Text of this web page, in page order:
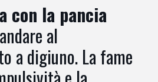
con la pancia
al
a digiuno. La fame